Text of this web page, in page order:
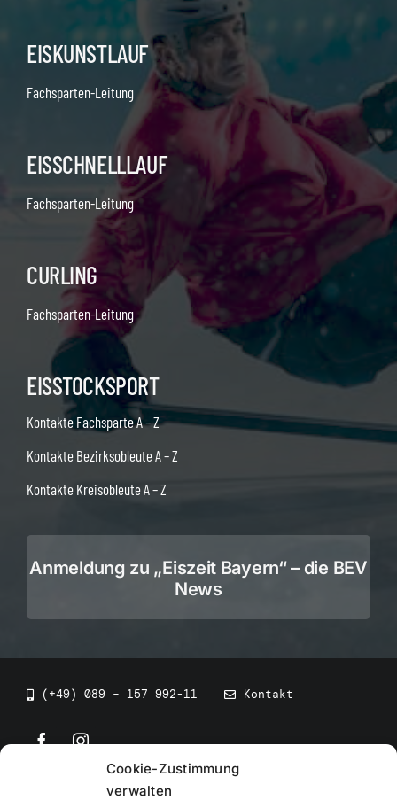
Cookie-Zustimmung
verwalten
EISKUNSTLAUF
Fachsparten-Leitung
EISSCHNELLLAUF
Fachsparten-Leitung
CURLING
Fachsparten-Leitung
EISSTOCKSPORT
Kontakte Fachsparte A – Z
Kontakte Bezirksobleute A – Z
Kontakte Kreisobleute A – Z
Anmeldung zu „Eiszeit Bayern“ – die BEV
News
(+49) 089 – 157 992-11 Kontakt
• BEV Bayerischer Eissportverband